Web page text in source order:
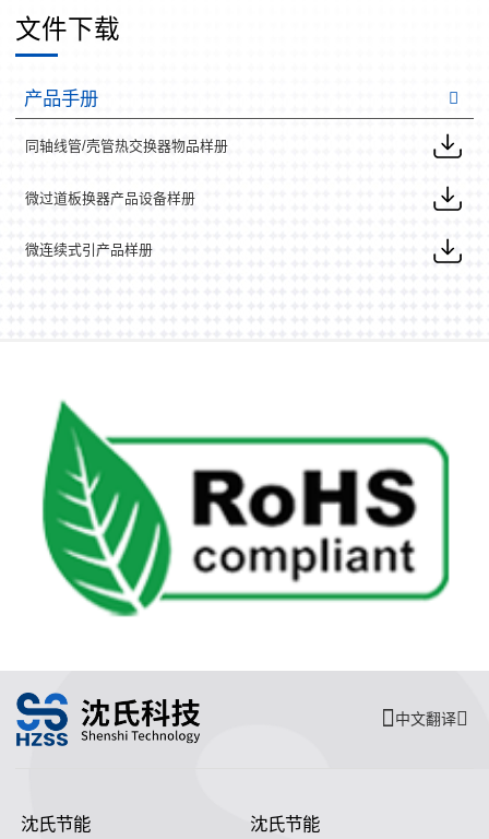
文件下载
产品手册
同轴线管/壳管热交换器物品样册
微过道板换器产品设备样册
微连续式引产品样册
中文翻译
沈氏节能 沈氏节能